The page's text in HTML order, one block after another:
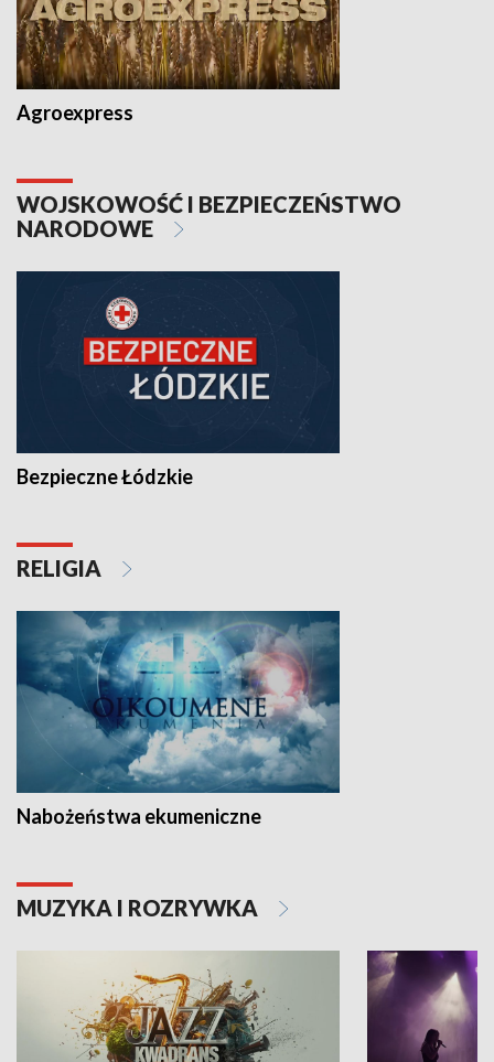
Agroexpress
WOJSKOWOŚĆ I BEZPIECZEŃSTWO
NARODOWE
Bezpieczne Łódzkie
RELIGIA
Nabożeństwa ekumeniczne
MUZYKA I ROZRYWKA